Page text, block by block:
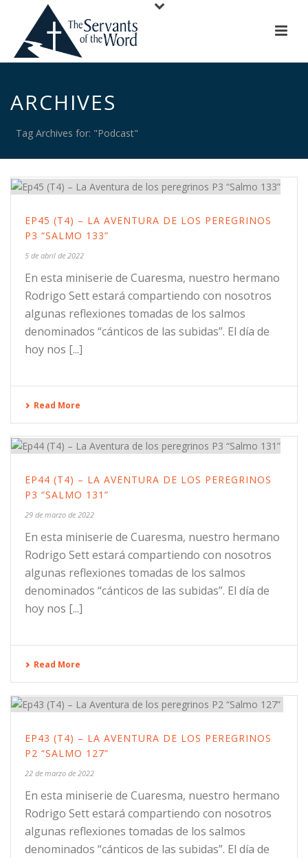
ARCHIVES
Tag Archives for: "Podcast"
EP45 (T4) – LA AVENTURA DE LOS PEREGRINOS
P3 “SALMO 133”
5 de abril de 2022
En esta miniserie de Cuaresma, nuestro hermano
Rodrigo Sett estará compartiendo con nosotros
algunas reflexiones tomadas de los salmos
denominados “cánticos de las subidas”. El día de
hoy nos [...]
Read More
EP44 (T4) – LA AVENTURA DE LOS PEREGRINOS
P3 “SALMO 131”
29 de marzo de 2022
En esta miniserie de Cuaresma, nuestro hermano
Rodrigo Sett estará compartiendo con nosotros
algunas reflexiones tomadas de los salmos
denominados “cánticos de las subidas”. El día de
hoy nos [...]
Read More
EP43 (T4) – LA AVENTURA DE LOS PEREGRINOS
P2 “SALMO 127”
22 de marzo de 2022
En esta miniserie de Cuaresma, nuestro hermano
Rodrigo Sett estará compartiendo con nosotros
algunas reflexiones tomadas de los salmos
denominados “cánticos de las subidas”. El día de